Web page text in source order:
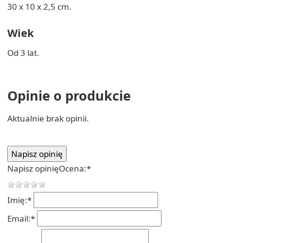
30 x 10 x 2,5 cm.
Wiek
Od 3 lat.
Opinie o produkcie
Aktualnie brak opinii.
Napisz opinięOcena:*
Imię:*
Email:*